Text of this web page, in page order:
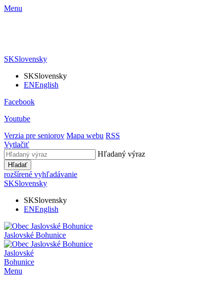
Menu
SKSlovensky
SKSlovensky
ENEnglish
Facebook
Youtube
Verzia pre seniorov Mapa webu RSS
Vytlačiť
Hľadaný výraz
Hľadať
rozšírené vyhľadávanie
SKSlovensky
SKSlovensky
ENEnglish
Jaslovské Bohunice
Jaslovské
Bohunice
Menu